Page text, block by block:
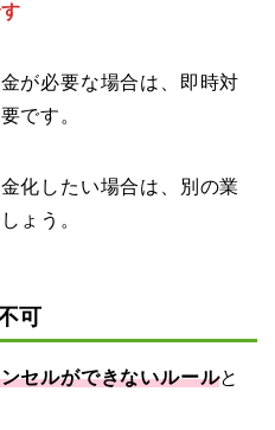
が必要な場合は、即時対
です。
化したい場合は、別の業
ょう。
可
セルができないルールと